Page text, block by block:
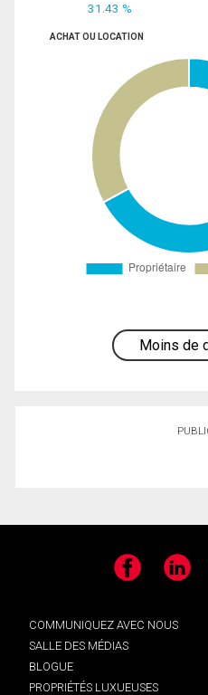
31.43 %
ACHAT OU LOCATION
Moins de
Facebook LinkedIn
COMMUNIQUEZ AVEC NOUS
SALLE DES MÉDIAS
BLOGUE
PROPRIÉTÉS LUXUEUSES